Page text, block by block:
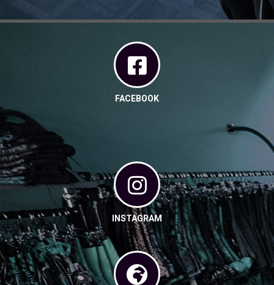
FACEBOOK
INSTAGRAM